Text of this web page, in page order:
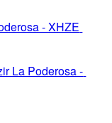
- XHZE
La Poderosa -